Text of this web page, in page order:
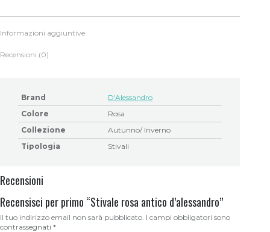
Informazioni aggiuntive
Recensioni (0)
Brand
D'Alessandro
Colore
Rosa
Collezione
Autunno/ Inverno
Tipologia
Stivali
Recensioni
Recensisci per primo “Stivale rosa antico d’alessandro”
Il tuo indirizzo email non sarà pubblicato. I campi obbligatori sono
contrassegnati *